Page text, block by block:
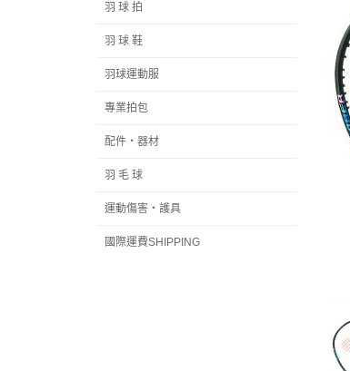
羽 球 拍
羽 球 鞋
羽球運動服
專業拍包
配件‧器材
羽 毛 球
運動傷害‧護具
國際運費SHIPPING